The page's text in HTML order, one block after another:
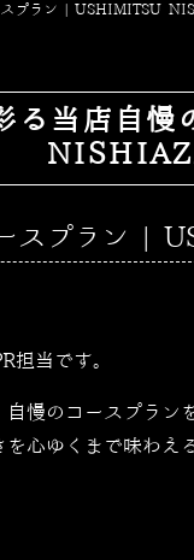
スプラン | USHIMITSU
る当店自
スプラン |
当です。
慢のコースプラン
心ゆくまで味わえ